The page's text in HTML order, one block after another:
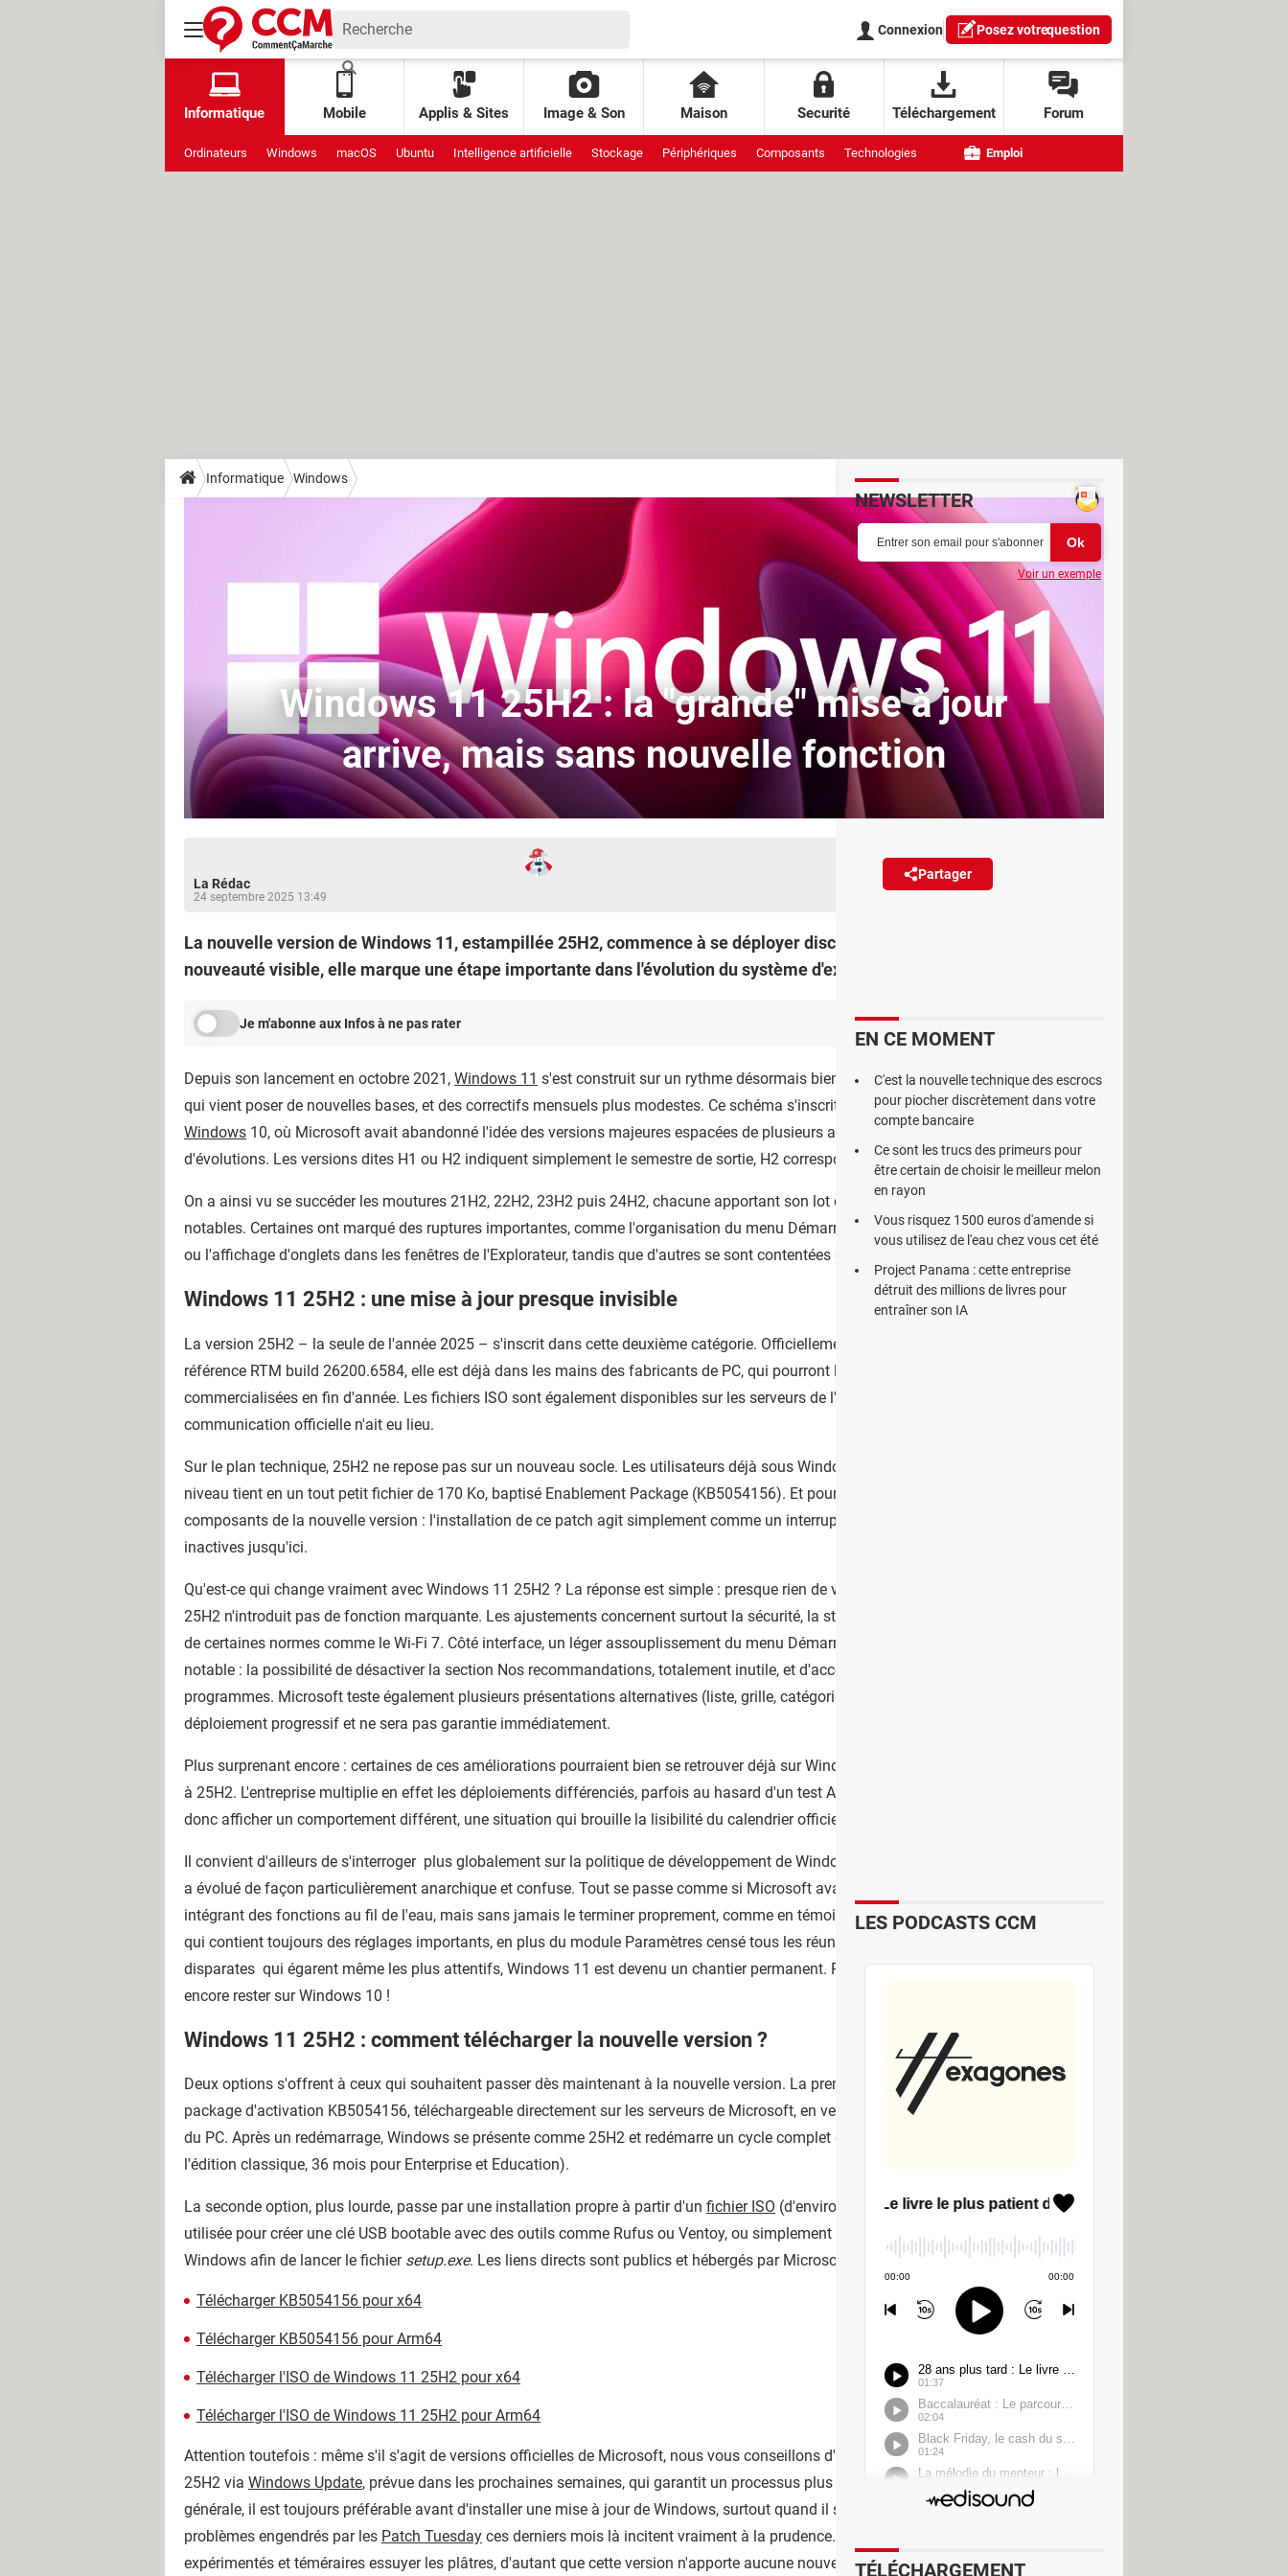
Connexion Posez votrequestion
Informatique Mobile Applis & Sites Image & Son Maison Securité Téléchargement Forum
Ordinateurs Windows macOS Ubuntu Intelligence artificielle Stockage Périphériques Composants Technologies Emploi
Informatique Windows
Windows 11 25H2 : la "grande" mise à jour
arrive, mais sans nouvelle fonction
La Rédac
24 septembre 2025 13:49
Partager
La nouvelle version de Windows 11, estampillée 25H2, commence à se déployer discrètement. Si elle n'apporte pas de
nouveauté visible, elle marque une étape importante dans l'évolution du système d'exploitation de Microsoft.
Je m'abonne aux Infos à ne pas rater
Depuis son lancement en octobre 2021, Windows 11 s'est construit sur un rythme désormais bien rôdé : une grande mise à jour annuelle,
qui vient poser de nouvelles bases, et des correctifs mensuels plus modestes. Ce schéma s'inscrit dans une continuité héritée de
Windows 10, où Microsoft avait abandonné l'idée des versions majeures espacées de plusieurs années au profit d'un flux régulier
d'évolutions. Les versions dites H1 ou H2 indiquent simplement le semestre de sortie, H2 correspondant à la deuxième moitié de l'année.
On a ainsi vu se succéder les moutures 21H2, 22H2, 23H2 puis 24H2, chacune apportant son lot de changements plus ou moins
notables. Certaines ont marqué des ruptures importantes, comme l'organisation du menu Démarrer et des menus contextuels
ou l'affichage d'onglets dans les fenêtres de l'Explorateur, tandis que d'autres se sont contentées d'améliorations sous le capot.
Windows 11 25H2 : une mise à jour presque invisible
La version 25H2 – la seule de l'année 2025 – s'inscrit dans cette deuxième catégorie. Officiellement validée par Microsoft sous la
référence RTM build 26200.6584, elle est déjà dans les mains des fabricants de PC, qui pourront l'intégrer aux machines
commercialisées en fin d'année. Les fichiers ISO sont également disponibles sur les serveurs de l'éditeur, avant même que la
communication officielle n'ait eu lieu.
Sur le plan technique, 25H2 ne repose pas sur un nouveau socle. Les utilisateurs déjà sous Windows 11 24H2 constateront que la mise à
niveau tient en un tout petit fichier de 170 Ko, baptisé Enablement Package (KB5054156). Et pour cause, le système contient déjà les
composants de la nouvelle version : l'installation de ce patch agit simplement comme un interrupteur qui active des fonctions
inactives jusqu'ici.
Qu'est-ce qui change vraiment avec Windows 11 25H2 ? La réponse est simple : presque rien de visible. Contrairement aux attentes,
25H2 n'introduit pas de fonction marquante. Les ajustements concernent surtout la sécurité, la stabilité et la prise en charge technique
de certaines normes comme le Wi-Fi 7. Côté interface, un léger assouplissement du menu Démarrer fait figure d'unique nouveauté
notable : la possibilité de désactiver la section Nos recommandations, totalement inutile, et d'accéder directement à la liste complète des
programmes. Microsoft teste également plusieurs présentations alternatives (liste, grille, catégories), mais leur apparition dépendra d'un
déploiement progressif et ne sera pas garantie immédiatement.
Plus surprenant encore : certaines de ces améliorations pourraient bien se retrouver déjà sur Windows 11 24H2, sans attendre le passage
à 25H2. L'entreprise multiplie en effet les déploiements différenciés, parfois au hasard d'un test A/B. Deux machines identiques peuvent
donc afficher un comportement différent, une situation qui brouille la lisibilité du calendrier officiel.
Il convient d'ailleurs de s'interroger plus globalement sur la politique de développement de Windows 11. Car depuis sa sortie, ce système
a évolué de façon particulièrement anarchique et confuse. Tout se passe comme si Microsoft avait décidé d'en faire un laboratoire en
intégrant des fonctions au fil de l'eau, mais sans jamais le terminer proprement, comme en témoigne l'antique Panneau de configuration
qui contient toujours des réglages importants, en plus du module Paramètres censé tous les réunir. Bref, avec ses multiples mises à jour
disparates qui égarent même les plus attentifs, Windows 11 est devenu un chantier permanent. Pas étonnant que beaucoup préfèrent
encore rester sur Windows 10 !
Windows 11 25H2 : comment télécharger la nouvelle version ?
Deux options s'offrent à ceux qui souhaitent passer dès maintenant à la nouvelle version. La première consiste à installer le fameux
package d'activation KB5054156, téléchargeable directement sur les serveurs de Microsoft, en version x64 ou Arm64 selon l'architecture
du PC. Après un redémarrage, Windows se présente comme 25H2 et redémarre un cycle complet de support technique (24 mois pour
l'édition classique, 36 mois pour Enterprise et Education).
La seconde option, plus lourde, passe par une installation propre à partir d'un fichier ISO (d'environ 7 Go). Le fichier "image" peut être
utilisée pour créer une clé USB bootable avec des outils comme Rufus ou Ventoy, ou simplement montée et ouverte dans l'Explorateur de
Windows afin de lancer le fichier setup.exe. Les liens directs sont publics et hébergés par Microsoft :
Télécharger KB5054156 pour x64
Télécharger KB5054156 pour Arm64
Télécharger l'ISO de Windows 11 25H2 pour x64
Télécharger l'ISO de Windows 11 25H2 pour Arm64
Attention toutefois : même s'il s'agit de versions officielles de Microsoft, nous vous conseillons d'attendre la diffusion de Windows 11
25H2 via Windows Update, prévue dans les prochaines semaines, qui garantit un processus plus fluide et plus sécurisé. De façon
générale, il est toujours préférable avant d'installer une mise à jour de Windows, surtout quand il s'agit d'une nouvelle version : les
problèmes engendrés par les Patch Tuesday ces derniers mois là incitent vraiment à la prudence. Laissez donc les bidouilleurs
expérimentés et téméraires essuyer les plâtres, d'autant que cette version n'apporte aucune nouveauté fonctionnelle.
NEWSLETTER
Voir un exemple
EN CE MOMENT
C'est la nouvelle technique des escrocs
pour piocher discrètement dans votre
compte bancaire
Ce sont les trucs des primeurs pour
être certain de choisir le meilleur melon
en rayon
Vous risquez 1500 euros d'amende si
vous utilisez de l'eau chez vous cet été
Project Panama : cette entreprise
détruit des millions de livres pour
entraîner son IA
LES PODCASTS CCM
TÉLÉCHARGEMENT